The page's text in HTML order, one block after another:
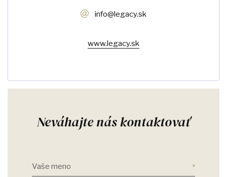
info@legacy.sk
www.legacy.sk
Neváhajte nás kontaktovať
Vaše meno